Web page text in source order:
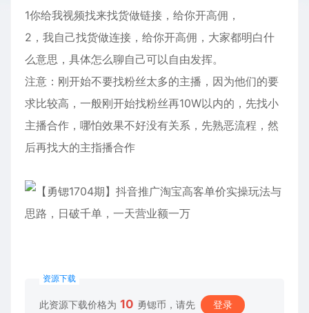
1你给我视频找来找货做链接，给你开高佣，
2，我自己找货做连接，给你开高佣，大家都明白什
么意思，具体怎么聊自己可以自由发挥。
注意：刚开始不要找粉丝太多的主播，因为他们的要
求比较高，一般刚开始找粉丝再10W以内的，先找小
主播合作，哪怕效果不好没有关系，先熟恶流程，然
后再找大的主指播合作
资源下载
此资源下载价格为 10 勇锶币，请先 登录